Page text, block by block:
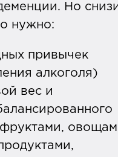
Но
нужно:
привычек
алкоголя)
вес и